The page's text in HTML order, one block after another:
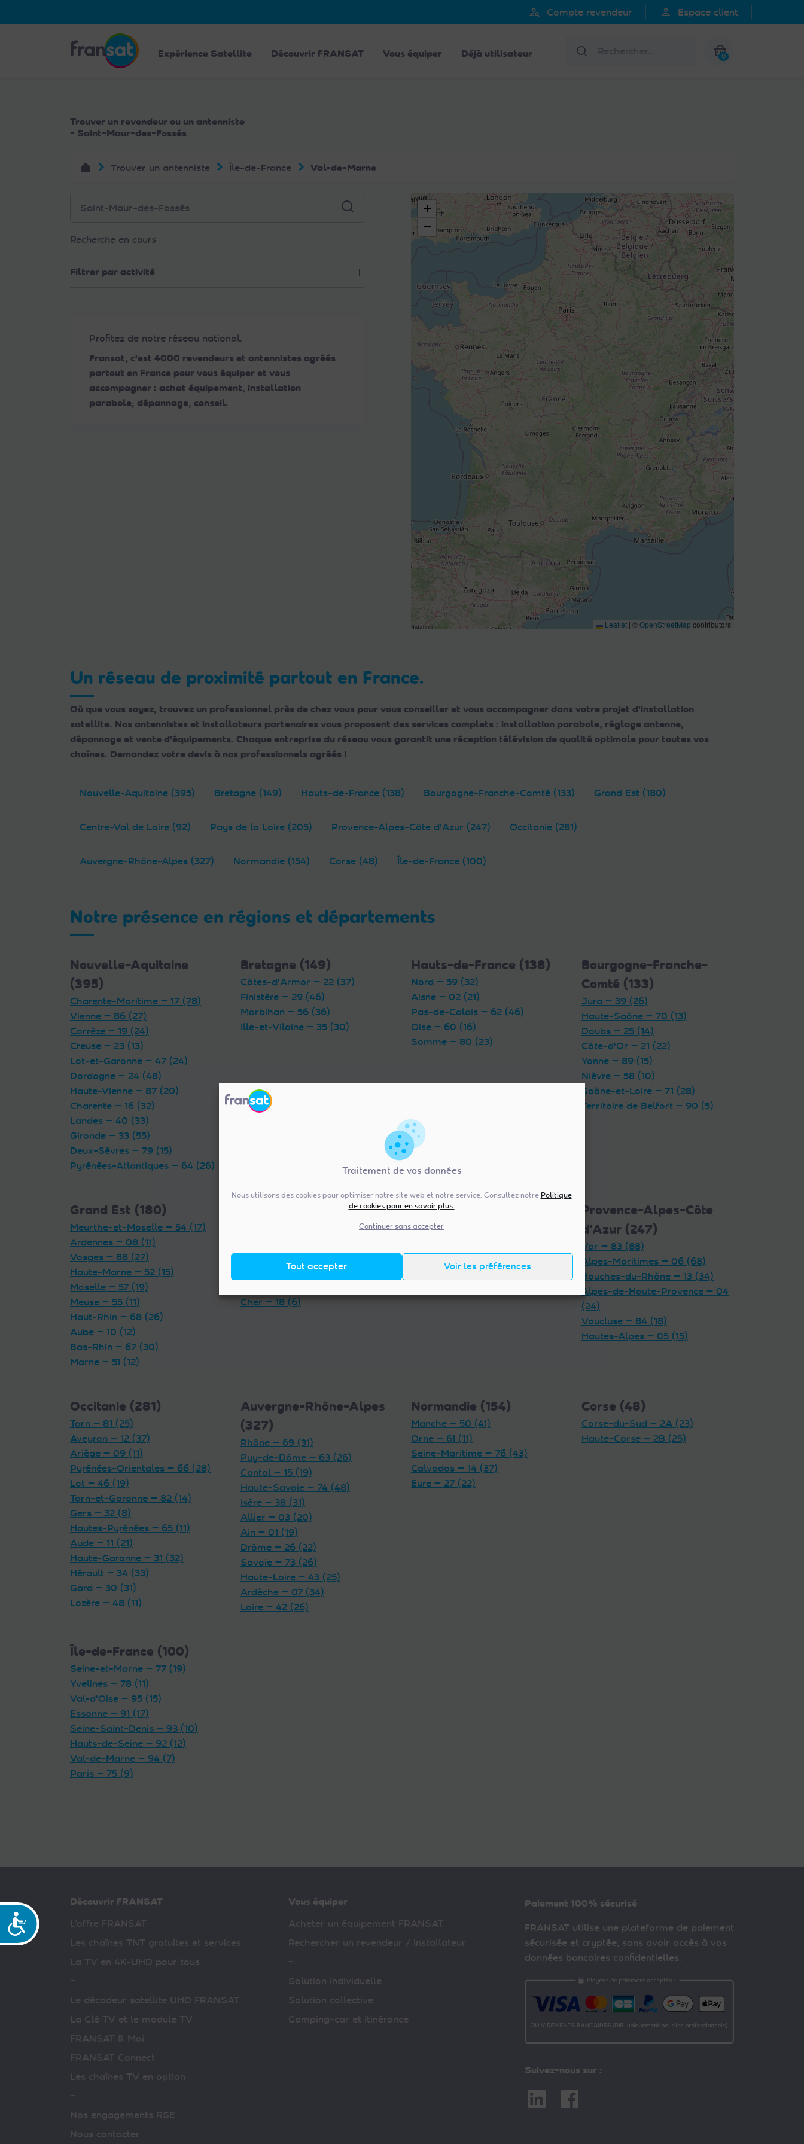
Traitement de vos données
Nous utilisons des cookies pour optimiser notre site web et notre service. Consultez notre Politique
de cookies pour en savoir plus.
Continuer sans accepter
Tout accepter Voir les préférences
noter
Accessibilité
person_search Compte revendeur person Espace client
0
Expérience Satellite Découvrir FRANSAT Vous équiper Déjà utilisateur
Trouver un revendeur ou un antenniste
- Saint-Maur-des-Fossés
Trouver un antenniste Île-de-France Val-de-Marne
Recherche en cours
Filtrer par activité
Profitez de notre réseau national.
Fransat, c'est 4000 revendeurs et antennistes agréés
partout en France pour vous équiper et vous
accompagner : achat équipement, installation
parabole, dépannage, conseil.
+
−
Leaflet | ©OpenStreetMap contributors
Un réseau de proximité partout en France.
Où que vous soyez, trouvez un professionnel près de chez vous pour vous conseiller et vous accompagner dans votre projet d'installation
satellite. Nos antennistes et installateurs partenaires vous proposent des services complets : installation parabole, réglage antenne,
dépannage et vente d'équipements. Chaque entreprise du réseau vous garantit une réception télévision de qualité optimale pour toutes vos
chaînes. Demandez votre devis à nos professionnels agréés !
Nouvelle-Aquitaine (395) Bretagne (149) Hauts-de-France (138) Bourgogne-Franche-Comté (133) Grand Est (180)
Centre-Val de Loire (92) Pays de la Loire (205) Provence-Alpes-Côte d'Azur (247) Occitanie (281)
Auvergne-Rhône-Alpes (327) Normandie (154) Corse (48) Île-de-France (100)
Notre présence en régions et départements
Nouvelle-Aquitaine
(395)
Charente-Maritime — 17 (78)
Vienne — 86 (27)
Corrèze — 19 (24)
Creuse — 23 (13)
Lot-et-Garonne — 47 (24)
Dordogne — 24 (48)
Haute-Vienne — 87 (20)
Charente — 16 (32)
Landes — 40 (33)
Gironde — 33 (55)
Deux-Sèvres — 79 (15)
Pyrénées-Atlantiques — 64 (26)
Bretagne (149)
Côtes-d'Armor — 22 (37)
Finistère — 29 (46)
Morbihan — 56 (36)
Ille-et-Vilaine — 35 (30)
Hauts-de-France (138)
Nord — 59 (32)
Aisne — 02 (21)
Pas-de-Calais — 62 (46)
Oise — 60 (16)
Somme — 80 (23)
Bourgogne-Franche-
Comté (133)
Jura — 39 (26)
Haute-Saône — 70 (13)
Doubs — 25 (14)
Côte-d'Or — 21 (22)
Yonne — 89 (15)
Nièvre — 58 (10)
Saône-et-Loire — 71 (28)
Territoire de Belfort — 90 (5)
Grand Est (180)
Meurthe-et-Moselle — 54 (17)
Ardennes — 08 (11)
Vosges — 88 (27)
Haute-Marne — 52 (15)
Moselle — 57 (19)
Meuse — 55 (11)
Haut-Rhin — 68 (26)
Aube — 10 (12)
Bas-Rhin — 67 (30)
Marne — 51 (12)
Centre-Val de Loire (92)
Eure-et-Loir — 28 (23)
Loir-et-Cher — 41 (14)
Cher — 18 (6)
Pays de la Loire (205)
Vendée — 85 (98)
Mayenne — 53 (14)
Loire-Atlantique — 44 (38)
Provence-Alpes-Côte
d'Azur (247)
Var — 83 (88)
Alpes-Maritimes — 06 (68)
Bouches-du-Rhône — 13 (34)
Alpes-de-Haute-Provence — 04
(24)
Vaucluse — 84 (18)
Hautes-Alpes — 05 (15)
Occitanie (281)
Tarn — 81 (25)
Aveyron — 12 (37)
Ariège — 09 (11)
Pyrénées-Orientales — 66 (28)
Lot — 46 (19)
Tarn-et-Garonne — 82 (14)
Gers — 32 (8)
Hautes-Pyrénées — 65 (11)
Aude — 11 (21)
Haute-Garonne — 31 (32)
Hérault — 34 (33)
Gard — 30 (31)
Lozère — 48 (11)
Auvergne-Rhône-Alpes
(327)
Rhône — 69 (31)
Puy-de-Dôme — 63 (26)
Cantal — 15 (19)
Haute-Savoie — 74 (48)
Isère — 38 (31)
Allier — 03 (20)
Ain — 01 (19)
Drôme — 26 (22)
Savoie — 73 (26)
Haute-Loire — 43 (25)
Ardèche — 07 (34)
Loire — 42 (26)
Normandie (154)
Manche — 50 (41)
Orne — 61 (11)
Seine-Maritime — 76 (43)
Calvados — 14 (37)
Eure — 27 (22)
Corse (48)
Corse-du-Sud — 2A (23)
Haute-Corse — 2B (25)
Île-de-France (100)
Seine-et-Marne — 77 (19)
Yvelines — 78 (11)
Val-d'Oise — 95 (15)
Essonne — 91 (17)
Seine-Saint-Denis — 93 (10)
Hauts-de-Seine — 92 (12)
Val-de-Marne — 94 (7)
Paris — 75 (9)
Découvrir FRANSAT
L’offre FRANSAT
Les chaînes TNT gratuites et services
La TV en 4K-UHD pour tous
–
Le décodeur satellite UHD FRANSAT
La Clé TV et le module TV
FRANSAT & Moi
FRANSAT Connect
Les chaînes TV en option
–
Nos engagements RSE
Nous contacter
Vous équiper
Acheter un équipement FRANSAT
Rechercher un revendeur / installateur
–
Solution individuelle
Solution collective
Camping-car et itinérance
Paiement 100% sécurisé
FRANSAT utilise une plateforme de paiement
sécurisée et cryptée, sans avoir accès à vos
données bancaires confidentielles.
Suivez-nous sur :
Linkedin Facebook